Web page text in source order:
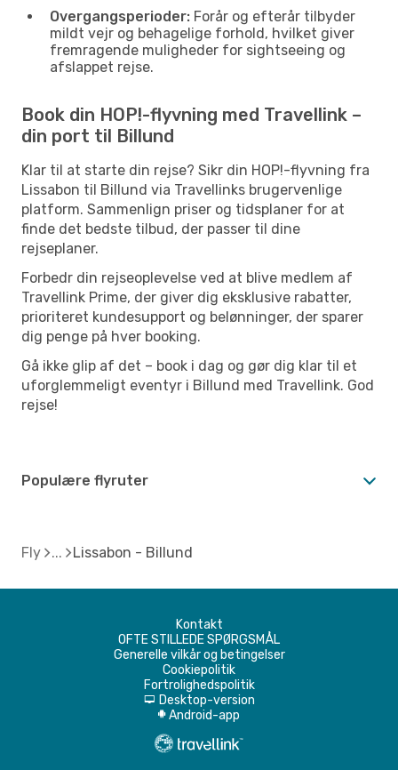
Overgangsperioder: Forår og efterår tilbyder
mildt vejr og behagelige forhold, hvilket giver
fremragende muligheder for sightseeing og
afslappet rejse.
Book din HOP!-flyvning med Travellink –
din port til Billund
Klar til at starte din rejse? Sikr din HOP!-flyvning fra
Lissabon til Billund via Travellinks brugervenlige
platform. Sammenlign priser og tidsplaner for at
finde det bedste tilbud, der passer til dine
rejseplaner.
Forbedr din rejseoplevelse ved at blive medlem af
Travellink Prime, der giver dig eksklusive rabatter,
prioriteret kundesupport og belønninger, der sparer
dig penge på hver booking.
Gå ikke glip af det – book i dag og gør dig klar til et
uforglemmeligt eventyr i Billund med Travellink. God
rejse!
Populære flyruter
Fly Lissabon - Billund
Kontakt
OFTE STILLEDE SPØRGSMÅL
Generelle vilkår og betingelser
Cookiepolitik
Fortrolighedspolitik
d Desktop-version
A Android-app